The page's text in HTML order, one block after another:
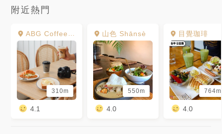
附近熱門
ABG Coffee Taichung
310m
4.1
山色 Shānsè
550m
4.0
目覺珈琲
764m
4.0